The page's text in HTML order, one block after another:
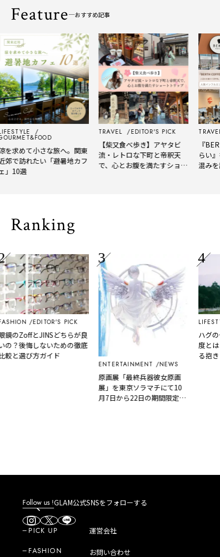
Feature おすすめ記事
を求めて小さな旅へ。関東
郊で訪れたい「避暑地カフ
」10選
TRAVEL EDITOR'S PICK
【柴又食べ歩き】アヤタビ
流・レトロな下町と帝釈天
で、心とお腹を満たすショー
TRAVEL
『
らい
混み
Ranking
EDITOR'S PICK
鏡のZoffとJINSどちらが良
の？後悔しないための徹底
較と選び方ガイド
ENTERTAINMENT NEWS
原画展「最終兵器彼女原画
展」を東京ソラマチにて10
月7日から22日の期間限定で
ハグ
度と
る抱
Follow us !GLAM公式SNSをフォローする
PICK UP
FASHION
運営会社
お問い合わせ